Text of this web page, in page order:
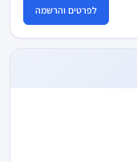
לפרטים והרשמה